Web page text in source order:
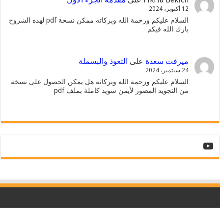
12 أكتوبر، 2024
السلام عليكم ورحمة الله وبركاته ممكن نسخة pdf لهذه الشروح
بارك الله فيكم
ميرفت سعدةعلى التعوذ والبسملة
24 سبتمبر، 2024
السلام عليكم ورحمة الله وبركاته هل يمكن الحصول على نسخة
من التجويد المصور لأيمن سويد كاملة بملف pdf
YouTube